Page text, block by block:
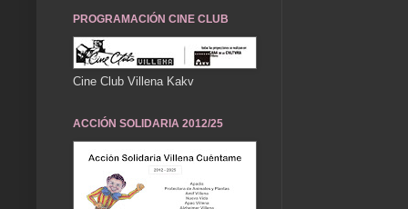
PROGRAMACIÓN CINE CLUB
Cine Club Villena Kakv
ACCIÓN SOLIDARIA 2012/25